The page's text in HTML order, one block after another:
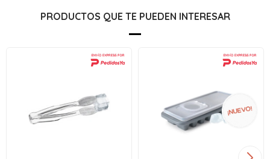
PRODUCTOS QUE TE PUEDEN INTERESAR